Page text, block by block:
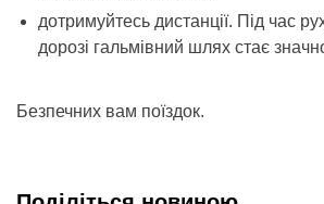
дотримуйтесь дистанції. Під час
дорозі гальмівний шлях стає
Безпечних вам поїздок.